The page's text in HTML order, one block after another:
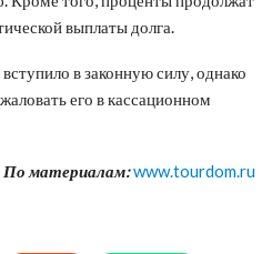
выплаты долга.
в законную силу, однако
его в кассационном
По материалам:www.tourdom.ru